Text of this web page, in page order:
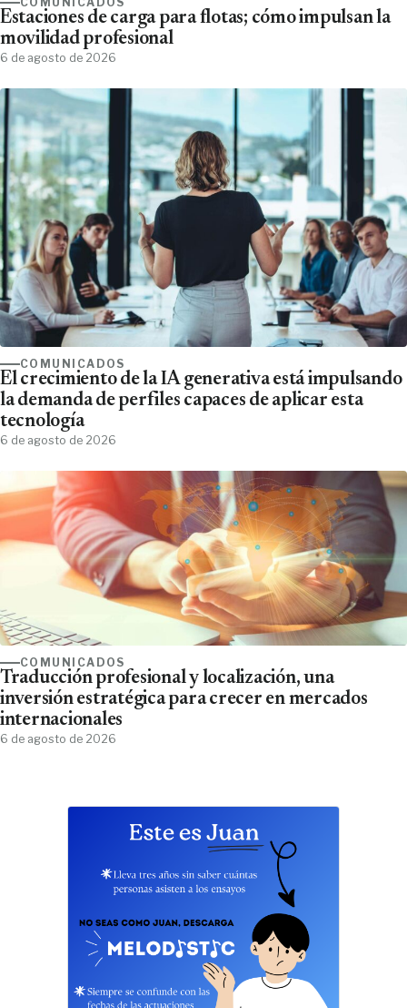
Estaciones de carga para flotas; cómo impulsan la
movilidad profesional
6 de agosto de 2026
COMUNICADOS
El crecimiento de la IA generativa está impulsando
la demanda de perfiles capaces de aplicar esta
tecnología
6 de agosto de 2026
COMUNICADOS
Traducción profesional y localización, una
inversión estratégica para crecer en mercados
internacionales
6 de agosto de 2026